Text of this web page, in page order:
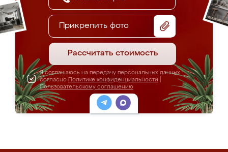
Прикрепить фото
Рассчитать стоимость
Я соглашаюсь на передачу персональных данных
согласно Политике конфиденциальности
Пользовательскому соглашению